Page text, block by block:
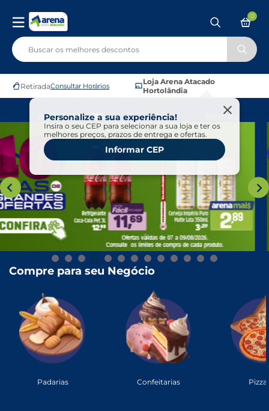
RetiradaConsultar Horários
Loja Arena Atacado
Hortolândia
Personalize a sua experiência!
Insira o seu CEP para selecionar a sua loja e ter os
melhores preços, prazos de entrega e ofertas.
Informar CEP
0
Compre para seu Negócio
Padarias Confeitarias